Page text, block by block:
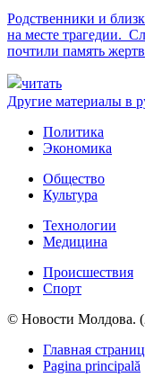
Родственники и
на месте трагедии.
почтили память
читать
Другие материалы в
Политика
Экономика
Общество
Культура
Технологии
Медицина
Происшествия
Спорт
© Новости Молдова.
Главная
Pagina principală